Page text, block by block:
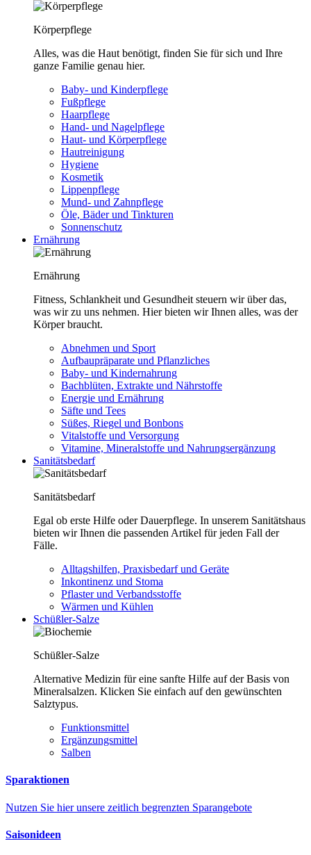
Körperpflege
Alles, was die Haut benötigt, finden Sie für sich und Ihre
ganze Familie genau hier.
Baby- und Kinderpflege
Fußpflege
Haarpflege
Hand- und Nagelpflege
Haut- und Körperpflege
Hautreinigung
Hygiene
Kosmetik
Lippenpflege
Mund- und Zahnpflege
Öle, Bäder und Tinkturen
Sonnenschutz
Ernährung
Ernährung
Fitness, Schlankheit und Gesundheit steuern wir über das,
was wir zu uns nehmen. Hier bieten wir Ihnen alles, was der
Körper braucht.
Abnehmen und Sport
Aufbaupräparate und Pflanzliches
Baby- und Kindernahrung
Bachblüten, Extrakte und Nährstoffe
Energie und Ernährung
Säfte und Tees
Süßes, Riegel und Bonbons
Vitalstoffe und Versorgung
Vitamine, Mineralstoffe und Nahrungsergänzung
Sanitätsbedarf
Sanitätsbedarf
Egal ob erste Hilfe oder Dauerpflege. In unserem Sanitätshaus
bieten wir Ihnen die passenden Artikel für jeden Fall der
Fälle.
Alltagshilfen, Praxisbedarf und Geräte
Inkontinenz und Stoma
Pflaster und Verbandsstoffe
Wärmen und Kühlen
Schüßler-Salze
Schüßler-Salze
Alternative Medizin für eine sanfte Hilfe auf der Basis von
Mineralsalzen. Klicken Sie einfach auf den gewünschten
Salztypus.
Funktionsmittel
Ergänzungsmittel
Salben
Sparaktionen
Nutzen Sie hier unsere zeitlich begrenzten Sparangebote
Saisonideen